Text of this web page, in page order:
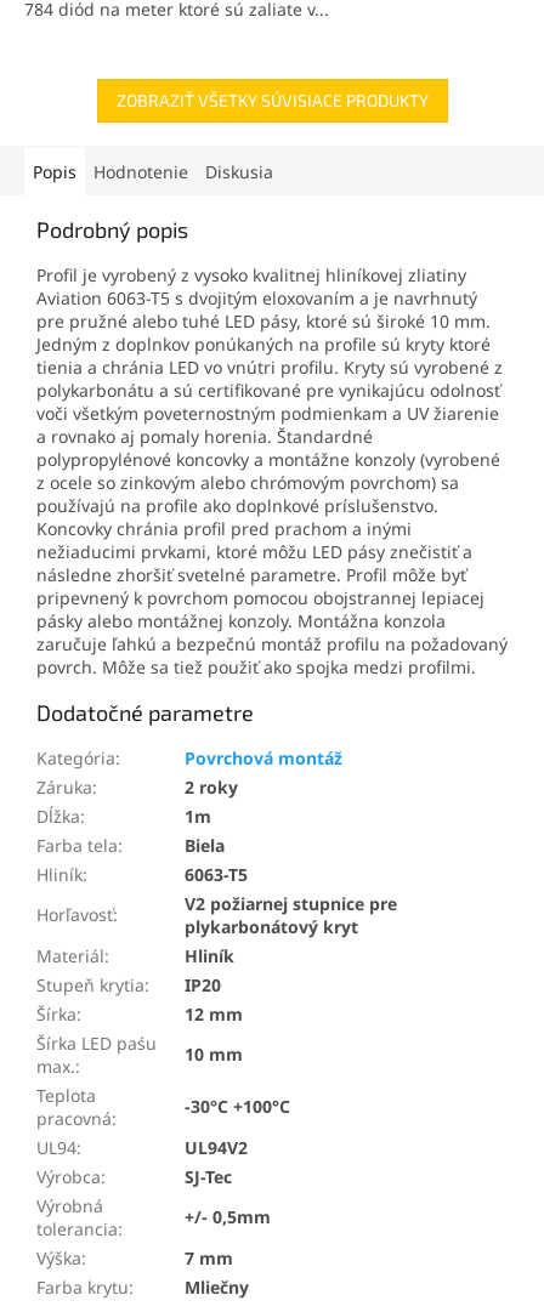
784 diód na meter ktoré sú zaliate v...
ZOBRAZIŤ VŠETKY SÚVISIACE PRODUKTY
Popis Hodnotenie Diskusia
Podrobný popis
Profil je vyrobený z vysoko kvalitnej hliníkovej zliatiny
Aviation 6063-T5 s dvojitým eloxovaním a je navrhnutý
pre pružné alebo tuhé LED pásy, ktoré sú široké 10 mm.
Jedným z doplnkov ponúkaných na profile sú kryty ktoré
tienia a chránia LED vo vnútri profilu. Kryty sú vyrobené z
polykarbonátu a sú certifikované pre vynikajúcu odolnosť
voči všetkým poveternostným podmienkam a UV žiarenie
a rovnako aj pomaly horenia. Štandardné
polypropylénové koncovky a montážne konzoly (vyrobené
z ocele so zinkovým alebo chrómovým povrchom) sa
používajú na profile ako doplnkové príslušenstvo.
Koncovky chránia profil pred prachom a inými
nežiaducimi prvkami, ktoré môžu LED pásy znečistiť a
následne zhoršiť svetelné parametre. Profil môže byť
pripevnený k povrchom pomocou obojstrannej lepiacej
pásky alebo montážnej konzoly. Montážna konzola
zaručuje ľahkú a bezpečnú montáž profilu na požadovaný
povrch. Môže sa tiež použiť ako spojka medzi profilmi.
Dodatočné parametre
Kategória:
Povrchová montáž
Záruka:
2 roky
Dĺžka:
1m
Farba tela:
Biela
Hliník:
6063-T5
Horľavosť:
V2 požiarnej stupnice pre
plykarbonátový kryt
Materiál:
Hliník
Stupeň krytia:
IP20
Šírka:
12 mm
Šírka LED paśu
max.:
10 mm
Teplota
pracovná:
-30°C +100°C
UL94:
UL94V2
Výrobca:
SJ-Tec
Výrobná
tolerancia:
+/- 0,5mm
Výška:
7 mm
Farba krytu: Mliečny